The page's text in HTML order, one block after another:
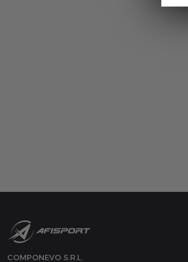
COMPONEVO S.R.L.